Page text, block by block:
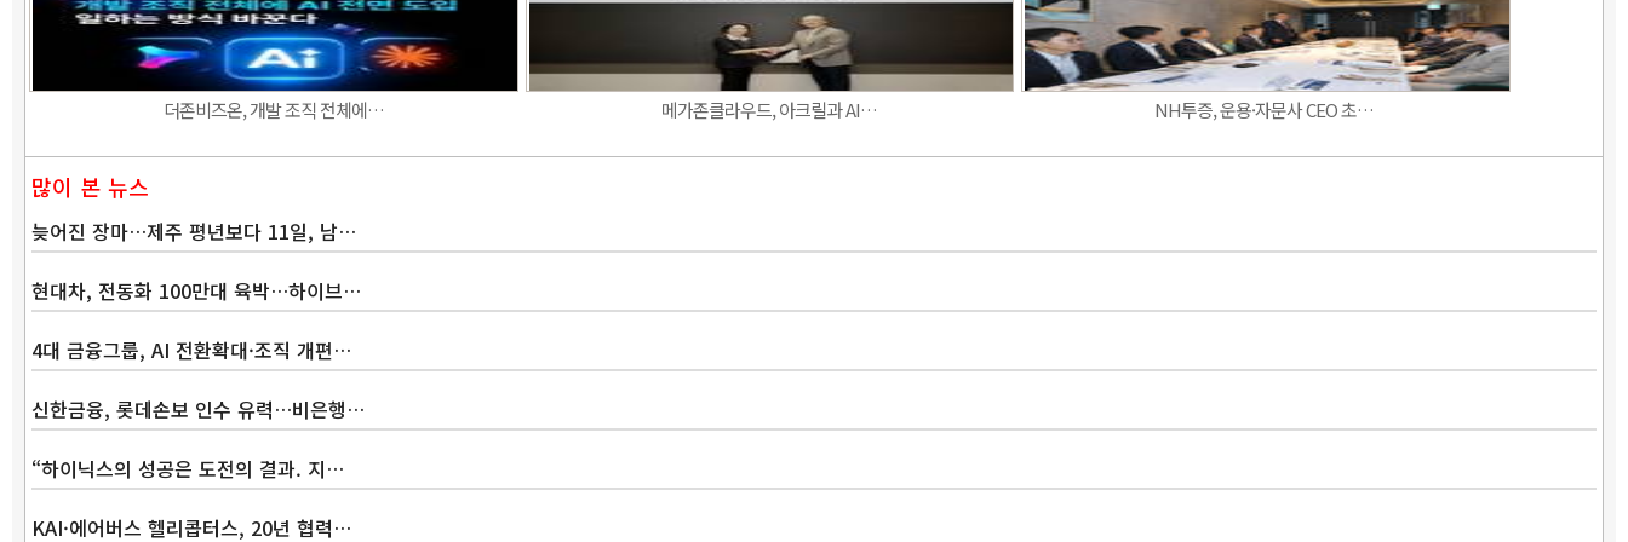
더존비즈온, 개발 조직 전체에… 메가존클라우드, 아크릴과 AI… NH투증, 운용·자문사 CEO 초…
많이 본 뉴스
늦어진 장마…제주 평년보다 11일, 남…
현대차, 전동화 100만대 육박…하이브…
4대 금융그룹, AI 전환확대·조직 개편…
신한금융, 롯데손보 인수 유력…비은행…
“하이닉스의 성공은 도전의 결과. 지…
KAI·에어버스 헬리콥터스, 20년 협력…